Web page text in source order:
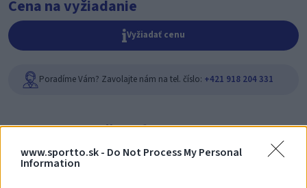
www.sportto.sk - Do Not Process My Personal
Information
Cena na vyžiadanie
Vyžiadať cenu
Poradíme Vám? Zavolajte nám na tel. číslo: +421 918 204 331
Zákazníci sitiež zakúpili